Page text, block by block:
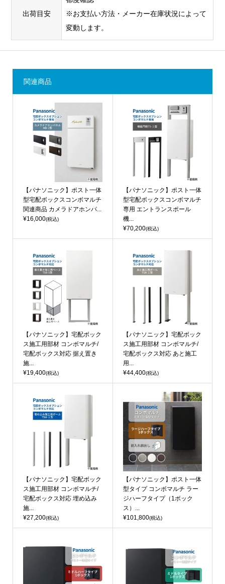
出荷目安
※お支払い方法・メーカー在庫状況によって
変動します。
関連商品
【パナソニック】ポスト一体
型宅配ボックスコンボマルチ
関連商品 カメラドアホンパ...
¥16,000(税込)
【パナソニック】ポスト一体
型宅配ボックスコンボマルチ
専用 エントランスポール
機...
¥70,200(税込)
【パナソニック】宅配ボック
ス施工用部材 コンボマルチ/
宅配ボックス対応 据え置き
施...
¥19,400(税込)
【パナソニック】宅配ボック
ス施工用部材 コンボマルチ/
宅配ボックス対応 あと施工
用...
¥44,400(税込)
【パナソニック】宅配ボック
ス施工用部材 コンボマルチ/
宅配ボックス対応 埋め込み
施...
¥27,200(税込)
【パナソニック】ポスト一体
型タイプ コンボマルチ ラー
ジハーフタイプ（1ボック
ス）...
¥101,800(税込)